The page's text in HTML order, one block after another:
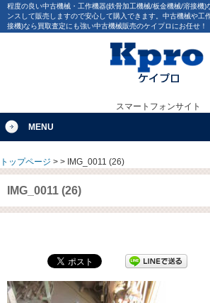
程度の良い中古機械・工作機器(鉄骨加工機械/板金機械/溶接機)
ンスして販売しますので安心して購入できます。中古機械や工
接機)なら買取査定にも強い中古機械販売のケイプロにお任せ！
スマートフォンサイト
MENU
トップページ > > IMG_0011 (26)
IMG_0011 (26)